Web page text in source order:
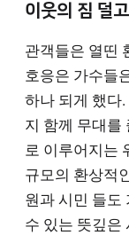
이웃의 짐 덜
관객들은 열띤
호응은 가수들
하나 되게 했다
지 함께 무대를
로 이루어지는
규모의 환상적
원과 시민 들도
수 있는 뜻깊은